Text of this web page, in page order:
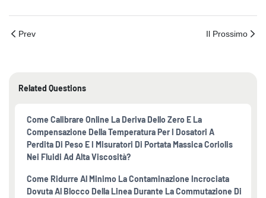
Prev Il Prossimo
Related Questions
Come Calibrare Online La Deriva Dello Zero E La
Compensazione Della Temperatura Per I Dosatori A
Perdita Di Peso E I Misuratori Di Portata Massica Coriolis
Nei Fluidi Ad Alta Viscosità?
Come Ridurre Al Minimo La Contaminazione Incrociata
Dovuta Al Blocco Della Linea Durante La Commutazione Di